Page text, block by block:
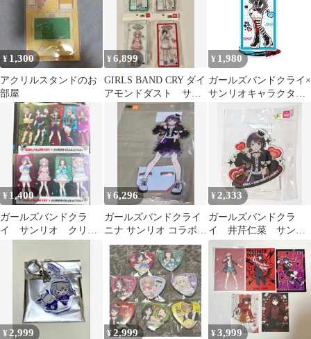
¥ 1,300
アクリルスタンドのお
部屋
¥6,899
GIRLS BAND CRY ダイ
アモンドダスト サン
リオアクスタ 4種セッ
¥ 1,980
ガールズバンドクライ×
サンリオキャラクター
ズ 11 河原木桃香×ポチ
ャッコ（コラボイラス
ト） アクリルスタンド
ガルクラ 新品 未開封品
正規品 Proxy OK
¥ 1,400
ガールズバンドクラ
イ サンリオ クリア
井芹仁菜 ガルクラ
¥6,296
ガールズバンドクライ
ニナ サンリオ コラボ
BIGアクリル
¥2,333
ガールズバンドクラ
イ 井芹仁菜 サンリ
オ アクリルスタン
ド 新品未開封
¥ 2,999 ¥2,999 ¥3,999